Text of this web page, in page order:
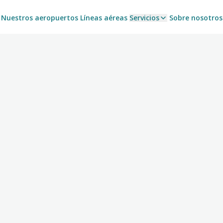
Nuestros aeropuertos Líneas aéreas Servicios Sobre nosotros